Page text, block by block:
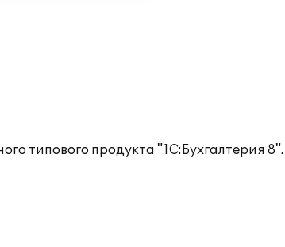
типового продукта "1С:Бухгалтерия